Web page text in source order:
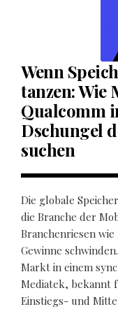
Wenn
tanzen: Wie
Qualcomm
Dschungel
suchen
Die globale
die Branche der
Branchenriesen
Gewinne
Markt in einem
Mediatek, bekannt
Einstiegs- und